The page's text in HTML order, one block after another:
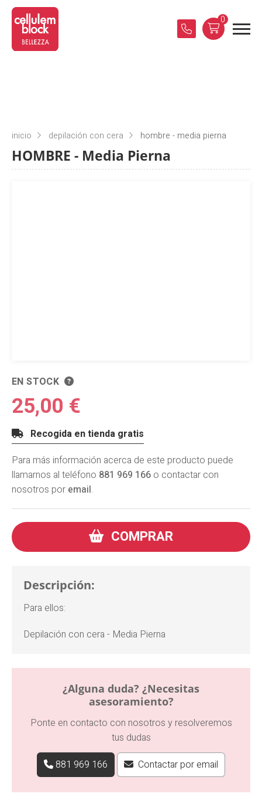
0
inicio depilación con cera hombre - media pierna
HOMBRE - Media Pierna
EN STOCK
25,00 €
Recogida en tienda gratis
Para más información acerca de este producto puede
llamarnos al teléfono 881 969 166 o contactar con
nosotros por email.
COMPRAR
Descripción:
Para ellos:
Depilación con cera - Media Pierna
¿Alguna duda? ¿Necesitas
asesoramiento?
Ponte en contacto con nosotros y resolveremos
tus dudas
881 969 166
Contactar por email